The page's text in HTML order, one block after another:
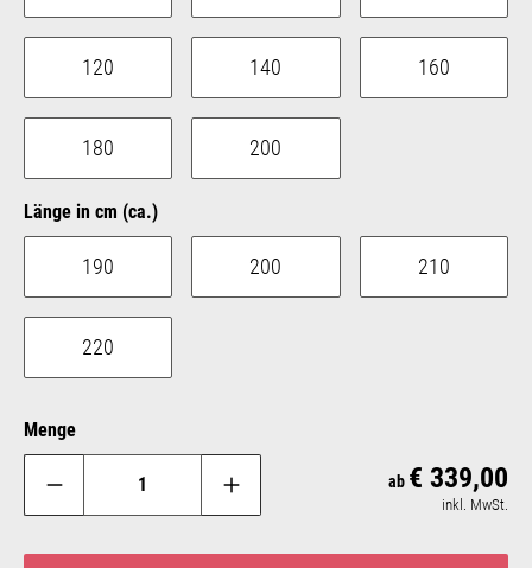
120 140 160
180 200
Länge in cm (ca.)auswählen
190 200 210
220
Menge
ab € 339,00
inkl. MwSt.